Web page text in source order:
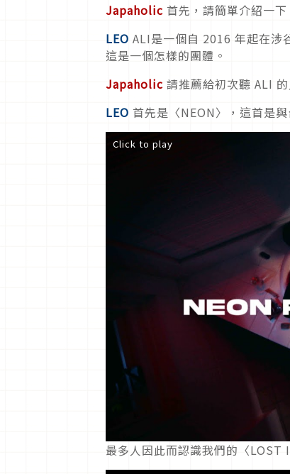
Japaholic 首先，請簡單介紹一
LEO ALI是一個自 2016 年起在涉
這是一個怎樣的團體。
Japaholic 請推薦給初次聽 ALI
LEO 首先是〈NEON〉，這首是
Click to play
最多人因此而認識我們的〈LOST